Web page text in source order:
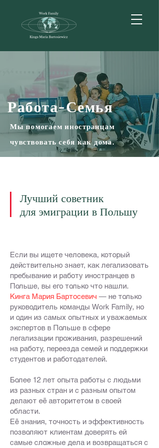
Работа-Семья
Мы помогаем иностранцам
чувствовать себя как дома.
Лучший советник
для эмиграции в Польшу
Если вы ищете человека, который
действительно знает, как легализовать
пребывание и работу иностранцев в
Польше, вы его только что нашли.
Кингa Мария Бартосевич — не только
руководитель команды Work Family, но
и один из самых опытных и уважаемых
экспертов в Польше в сфере
легализации проживания, разрешений
на работу, переезда семей и поддержки
студентов и работодателей.
Более 12 лет опыта работы с людьми
из разных стран и с разным опытом
делают её авторитетом в своей
области.
Её знания, точность и эффективность
позволяют клиентам доверять ей
самые сложные дела и возвращаться с